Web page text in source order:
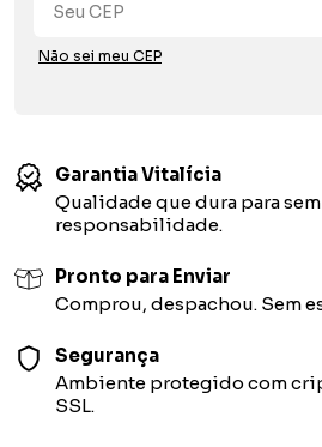
Não sei meu CEP
Garantia Vitalícia
Qualidade que dura para
responsabilidade.
Pronto para Enviar
Comprou, despachou. Sem
Segurança
Ambiente protegido com
SSL.